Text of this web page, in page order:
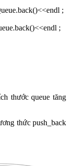
.back()<<endl ;
.back()<<endl ;
thước queue tăng
thức push_back